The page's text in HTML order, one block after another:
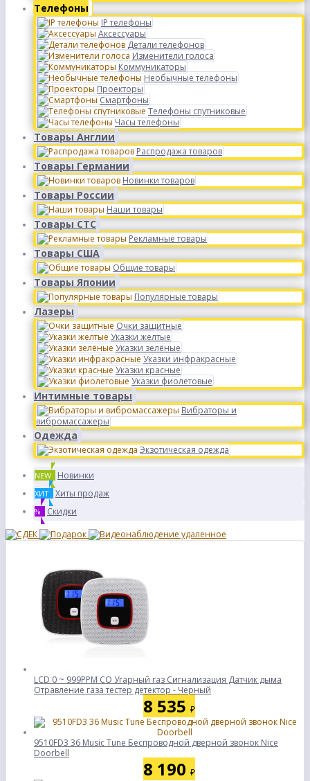
Телефоны
IP телефоны
Аксессуары
Детали телефонов
Изменители голоса
Коммуникаторы
Необычные телефоны
Проекторы
Смартфоны
Телефоны спутниковые
Часы телефоны
Товары Англии
Распродажа товаров
Товары Германии
Новинки товаров
Товары России
Наши товары
Товары СТС
Рекламные товары
Товары США
Общие товары
Товары Японии
Популярные товары
Лазеры
Очки защитные
Указки желтые
Указки зелёные
Указки инфракрасные
Указки красные
Указки фиолетовые
Интимные товары
Вибраторы и
вибромассажеры
Одежда
Экзотическая одежда
NEW Новинки
ХИТ Хиты продаж
% Скидки
LCD 0 ~ 999PPM CO Угарный газ Сигнализация Датчик дыма
Отравление газа тестер детектор - Черный
8 535 ₽
9510FD3 36 Music Tune Беспроводной дверной звонок Nice
Doorbell
8 190 ₽